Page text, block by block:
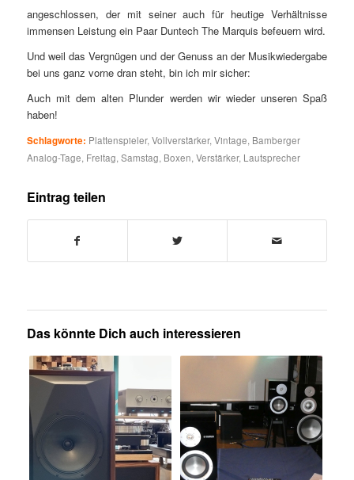
angeschlossen, der mit seiner auch für heutige Verhältnisse
immensen Leistung ein Paar Duntech The Marquis befeuern wird.
Und weil das Vergnügen und der Genuss an der Musikwiedergabe
bei uns ganz vorne dran steht, bin ich mir sicher:
Auch mit dem alten Plunder werden wir wieder unseren Spaß
haben!
Schlagworte: Plattenspieler,Vollverstärker,Vintage, Bamberger
Analog-Tage, Freitag,Samstag, Boxen,Verstärker, Lautsprecher
Eintrag teilen
Das könnte Dich auch interessieren